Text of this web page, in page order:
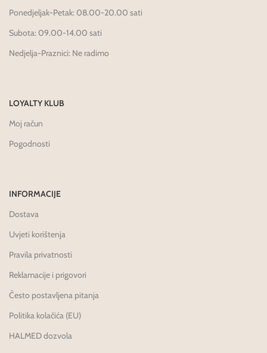
Ponedjeljak-Petak: 08.00-20.00 sati
Subota: 09.00-14.00 sati
Nedjelja-Praznici: Ne radimo
LOYALTY KLUB
Moj račun
Pogodnosti
INFORMACIJE
Dostava
Uvjeti korištenja
Pravila privatnosti
Reklamacije i prigovori
Često postavljena pitanja
Politika kolačića (EU)
HALMED dozvola